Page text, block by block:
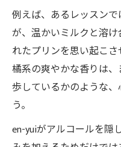
例えば、あるレッスン
が、温かいミルクと溶
れたプリンを思い起こ
橘系の爽やかな香りは
歩しているかのような
う。
en-yuiがアルコールを隠